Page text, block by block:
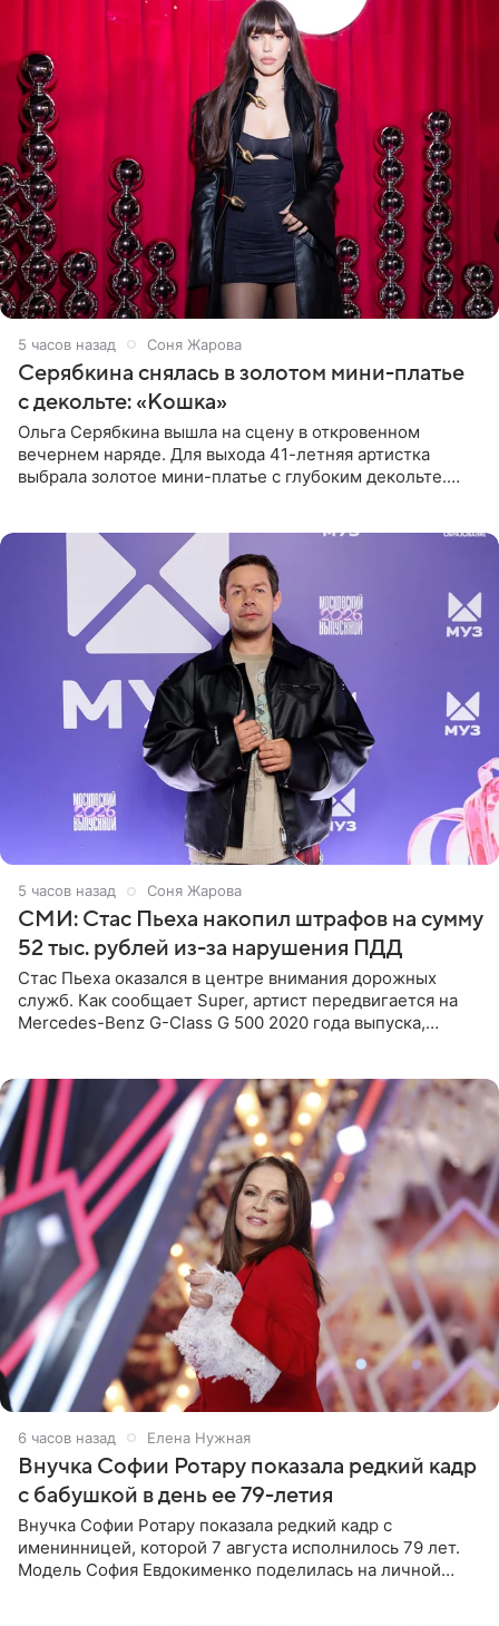
5 часов назад Соня Жарова
Серябкина снялась в золотом мини-платье
с декольте: «Кошка»
Ольга Серябкина вышла на сцену в откровенном
вечернем наряде. Для выхода 41-летняя артистка
выбрала золотое мини-платье с глубоким декольте.
5 часов назад Соня Жарова
СМИ: Стас Пьеха накопил штрафов на сумму
52 тыс. рублей из-за нарушения ПДД
Стас Пьеха оказался в центре внимания дорожных
служб. Как сообщает Super, артист передвигается на
Mercedes-Benz G-Class G 500 2020 года выпуска,
6 часов назад Елена Нужная
Внучка Софии Ротару показала редкий кадр
с бабушкой в день ее 79-летия
Внучка Софии Ротару показала редкий кадр с
именинницей, которой 7 августа исполнилось 79 лет.
Модель София Евдокименко поделилась на личной